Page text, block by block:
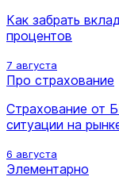
Как забрать
процентов
7 августа
Про страхование
Страхование от
ситуации на
6 августа
Элементарно